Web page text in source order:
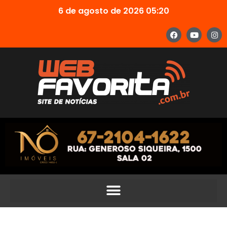
6 de agosto de 2026 05:20